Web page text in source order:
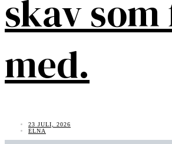
skav
med.
23 JULI, 2026
ELNA